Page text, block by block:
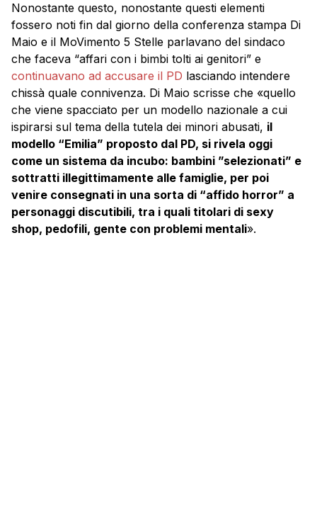
Nonostante questo, nonostante questi elementi
fossero noti fin dal giorno della conferenza stampa Di
Maio e il MoVimento 5 Stelle parlavano del sindaco
che faceva “affari con i bimbi tolti ai genitori” e
continuavano ad accusare il PD lasciando intendere
chissà quale connivenza. Di Maio scrisse che «quello
che viene spacciato per un modello nazionale a cui
ispirarsi sul tema della tutela dei minori abusati, il
modello “Emilia” proposto dal PD, si rivela oggi
come un sistema da incubo: bambini ”selezionati” e
sottratti illegittimamente alle famiglie, per poi
venire consegnati in una sorta di “affido horror” a
personaggi discutibili, tra i quali titolari di sexy
shop, pedofili, gente con problemi mentali».